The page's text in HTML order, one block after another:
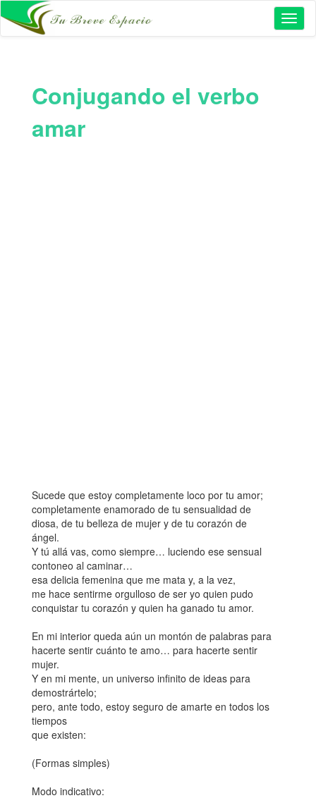
Conjugando el verbo
amar
Sucede que estoy completamente loco por tu amor;
completamente enamorado de tu sensualidad de
diosa, de tu belleza de mujer y de tu corazón de
ángel.
Y tú allá vas, como siempre… luciendo ese sensual
contoneo al caminar…
esa delicia femenina que me mata y, a la vez,
me hace sentirme orgulloso de ser yo quien pudo
conquistar tu corazón y quien ha ganado tu amor.
En mi interior queda aún un montón de palabras para
hacerte sentir cuánto te amo… para hacerte sentir
mujer.
Y en mi mente, un universo infinito de ideas para
demostrártelo;
pero, ante todo, estoy seguro de amarte en todos los
tiempos
que existen:
(Formas simples)
Modo indicativo: